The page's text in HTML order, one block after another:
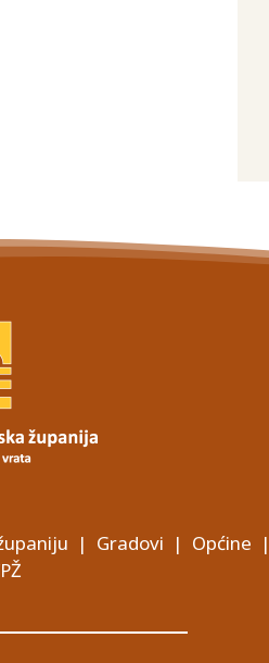
| Gradovi | Općine |